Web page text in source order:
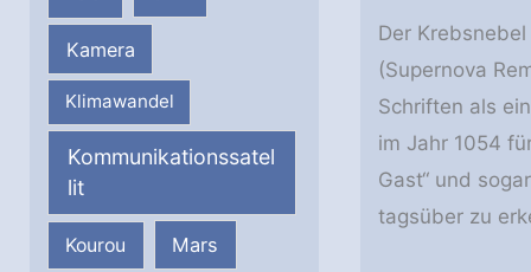
Kamera
Klimawandel
Kommunikationssatel
lit
Kourou Mars
Der
(Supernova
Schriften als
im Jahr 1054
Gast“ und
tagsüber zu